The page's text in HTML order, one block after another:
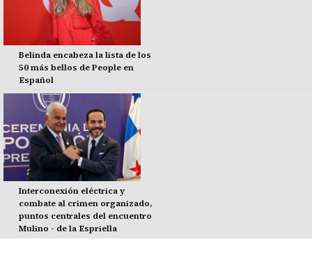
Belinda encabeza la lista de los
50 más bellos de People en
Español
Interconexión eléctrica y
combate al crimen organizado,
puntos centrales del encuentro
Mulino - de la Espriella